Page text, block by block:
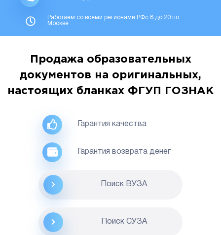
Работаем со всеми регионами РФс 8 до 20 по
Москве
Продажа образовательных
документов на оригинальных,
настоящих бланках ФГУП ГОЗНАК
Гарантия качества
Гарантия возврата денег
Поиск ВУЗА
Поиск CУЗА